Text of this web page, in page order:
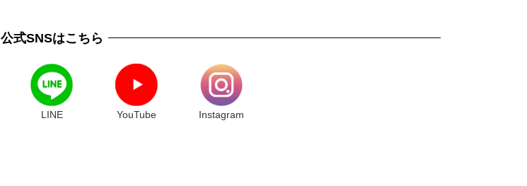
公式SNSはこちら
LINE YouTube Instagram